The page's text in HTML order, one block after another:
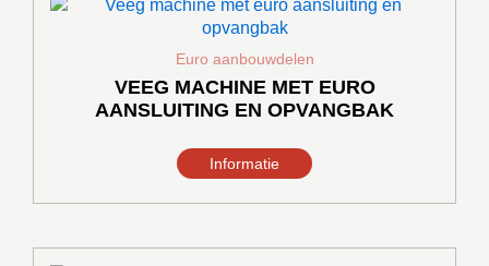
Euro aanbouwdelen
VEEG MACHINE MET EURO
AANSLUITING EN OPVANGBAK
Informatie
product
heeft
meerdere
variaties.
Deze
kan
gekozen